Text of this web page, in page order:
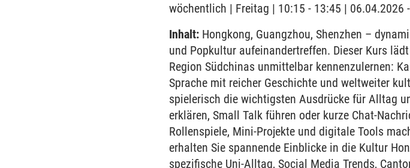
wöchentlich | Freitag | 10:15 - 13:45 | 06.04.2026
Inhalt: Hongkong, Guangzhou, Shenzhen –
und Popkultur aufeinandertreffen. Dieser Kurs
Region Südchinas unmittelbar kennenzulernen:
Sprache mit reicher Geschichte und weltweiter
spielerisch die wichtigsten Ausdrücke für Alltag
erklären, Small Talk führen oder kurze Chat-
Rollenspiele, Mini-Projekte und digitale Tools
erhalten Sie spannende Einblicke in die Kultur
spezifische Uni-Alltag, Social Media Trends,